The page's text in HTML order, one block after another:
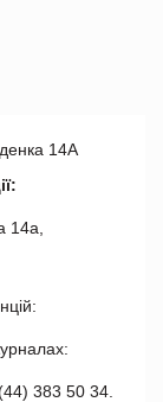
14А
14а,
383 50 34.